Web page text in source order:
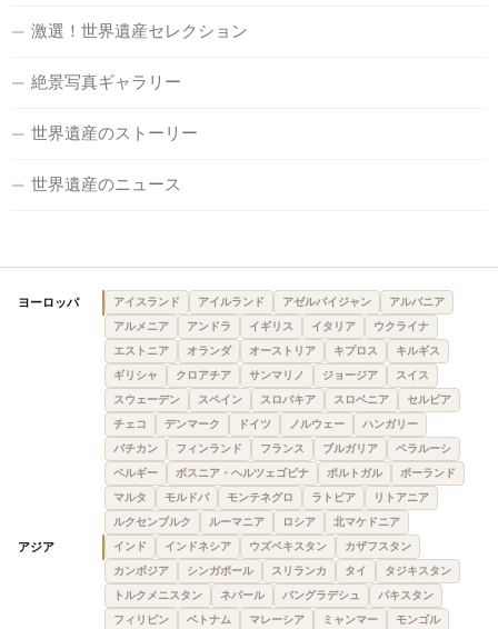
激選！世界遺産セレクション
絶景写真ギャラリー
世界遺産のストーリー
世界遺産のニュース
ヨーロッパ アイスランド アイルランド アゼルバイジャン
アルバニア
アルメニア
アンドラ イギリス イタリア
ウクライナ
エストニア
オランダ オーストリア キプロス
キルギス
ギリシャ
クロアチア サンマリノ ジョージア
スイス
スウェーデン
スペイン スロバキア スロベニア
セルビア
チェコ
デンマーク ドイツ ノルウェー
ハンガリー
バチカン
フィンランド フランス ブルガリア
ベラルーシ
ベルギー
ボスニア・ヘルツェゴビナ ポルトガル
ポーランド
マルタ
モルドバ モンテネグロ ラトビア
リトアニア
ルクセンブルク
ルーマニア ロシア 北マケドニア
アジア インド インドネシア ウズベキスタン
カザフスタン
カンボジア
シンガポール スリランカ タイ
タジキスタン
トルクメニスタン
ネパール バングラデシュ
パキスタン
フィリピン
ベトナム マレーシア ミャンマー
モンゴル